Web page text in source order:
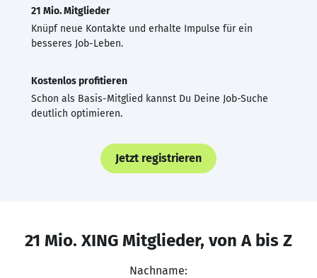
21 Mio. Mitglieder
Knüpf neue Kontakte und erhalte Impulse für ein
besseres Job-Leben.
Kostenlos profitieren
Schon als Basis-Mitglied kannst Du Deine Job-Suche
deutlich optimieren.
Jetzt registrieren
21 Mio. XING Mitglieder, von A bis Z
Nachname: